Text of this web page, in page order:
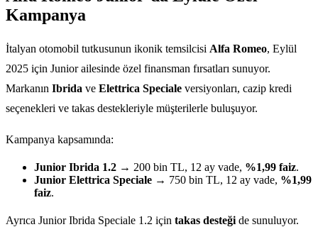
Kampanya
İtalyan otomobil tutkusunun ikonik temsilcisi Alfa Romeo, Eylül
2025 için Junior ailesinde özel finansman fırsatları sunuyor.
Markanın Ibrida ve Elettrica Speciale versiyonları, cazip kredi
seçenekleri ve takas destekleriyle müşterilerle buluşuyor.
Kampanya kapsamında:
Junior Ibrida 1.2 → 200 bin TL, 12 ay vade, %1,99 faiz.
Junior Elettrica Speciale → 750 bin TL, 12 ay vade, %1,99
faiz.
Ayrıca Junior Ibrida Speciale 1.2 için takas desteği de sunuluyor.